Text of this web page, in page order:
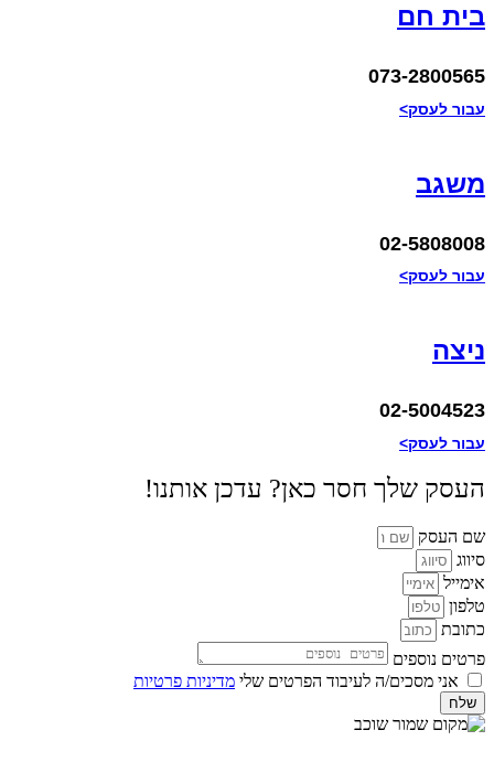
בית חם
073-2800565
עבור לעסק>
משגב
02-5808008
עבור לעסק>
ניצה
02-5004523
עבור לעסק>
העסק שלך חסר כאן? עדכן אותנו!
שם העסק
סיווג
אימייל
טלפון
כתובת
פרטים נוספים
אני מסכים/ה לעיבוד הפרטים שלי מדיניות פרטיות
שלח